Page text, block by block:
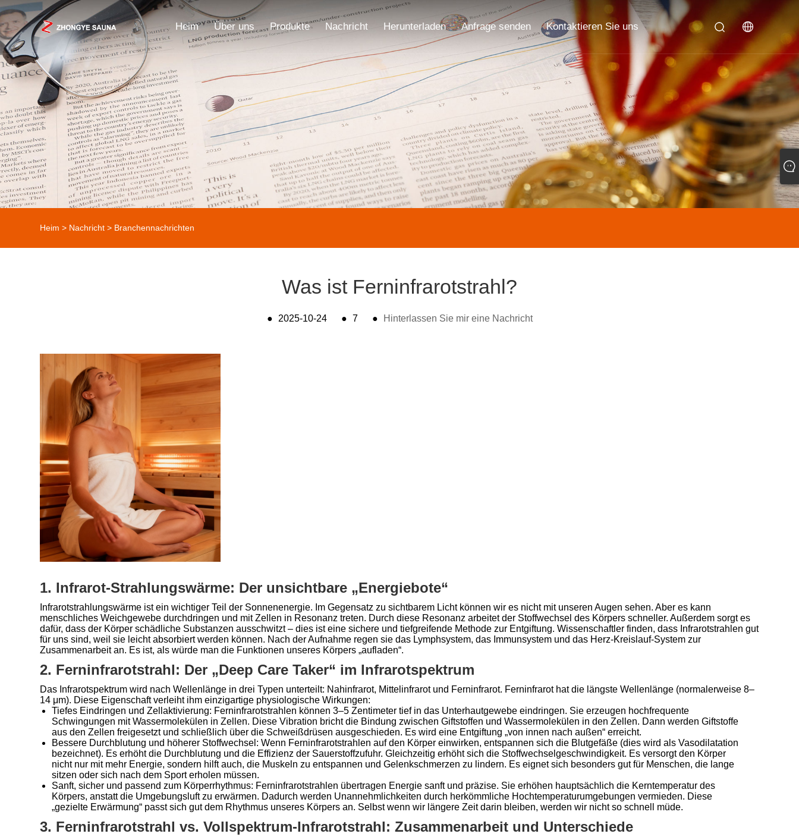
Heim Über uns Produkte Nachricht Herunterladen Anfrage senden Kontaktieren Sie uns
Heim > Nachricht > Branchennachrichten
Was ist Ferninfrarotstrahl?
● 2025-10-24 ● 7 ● Hinterlassen Sie mir eine Nachricht
1. Infrarot-Strahlungswärme: Der unsichtbare „Energiebote“
Infrarotstrahlungswärme ist ein wichtiger Teil der Sonnenenergie. Im Gegensatz zu sichtbarem Licht können wir es nicht mit unseren Augen sehen. Aber es kann
menschliches Weichgewebe durchdringen und mit Zellen in Resonanz treten. Durch diese Resonanz arbeitet der Stoffwechsel des Körpers schneller. Außerdem sorgt es
dafür, dass der Körper schädliche Substanzen ausschwitzt – dies ist eine sichere und tiefgreifende Methode zur Entgiftung. Wissenschaftler finden, dass Infrarotstrahlen gut
für uns sind, weil sie leicht absorbiert werden können. Nach der Aufnahme regen sie das Lymphsystem, das Immunsystem und das Herz-Kreislauf-System zur
Zusammenarbeit an. Es ist, als würde man die Funktionen unseres Körpers „aufladen“.
2. Ferninfrarotstrahl: Der „Deep Care Taker“ im Infrarotspektrum
Das Infrarotspektrum wird nach Wellenlänge in drei Typen unterteilt: Nahinfrarot, Mittelinfrarot und Ferninfrarot. Ferninfrarot hat die längste Wellenlänge (normalerweise 8–
14 μm). Diese Eigenschaft verleiht ihm einzigartige physiologische Wirkungen:
Tiefes Eindringen und Zellaktivierung: Ferninfrarotstrahlen können 3–5 Zentimeter tief in das Unterhautgewebe eindringen. Sie erzeugen hochfrequente
Schwingungen mit Wassermolekülen in Zellen. Diese Vibration bricht die Bindung zwischen Giftstoffen und Wassermolekülen in den Zellen. Dann werden Giftstoffe
aus den Zellen freigesetzt und schließlich über die Schweißdrüsen ausgeschieden. Es wird eine Entgiftung „von innen nach außen“ erreicht.
Bessere Durchblutung und höherer Stoffwechsel: Wenn Ferninfrarotstrahlen auf den Körper einwirken, entspannen sich die Blutgefäße (dies wird als Vasodilatation
bezeichnet). Es erhöht die Durchblutung und die Effizienz der Sauerstoffzufuhr. Gleichzeitig erhöht sich die Stoffwechselgeschwindigkeit. Es versorgt den Körper
nicht nur mit mehr Energie, sondern hilft auch, die Muskeln zu entspannen und Gelenkschmerzen zu lindern. Es eignet sich besonders gut für Menschen, die lange
sitzen oder sich nach dem Sport erholen müssen.
Sanft, sicher und passend zum Körperrhythmus: Ferninfrarotstrahlen übertragen Energie sanft und präzise. Sie erhöhen hauptsächlich die Kerntemperatur des
Körpers, anstatt die Umgebungsluft zu erwärmen. Dadurch werden Unannehmlichkeiten durch herkömmliche Hochtemperaturumgebungen vermieden. Diese
„gezielte Erwärmung“ passt sich gut dem Rhythmus unseres Körpers an. Selbst wenn wir längere Zeit darin bleiben, werden wir nicht so schnell müde.
3. Ferninfrarotstrahl vs. Vollspektrum-Infrarotstrahl: Zusammenarbeit und Unterschiede